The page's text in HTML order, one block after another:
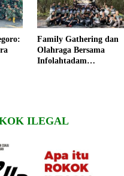
Family Gathering dan
Olahraga Bersama
Infolahtadam
ILEGAL